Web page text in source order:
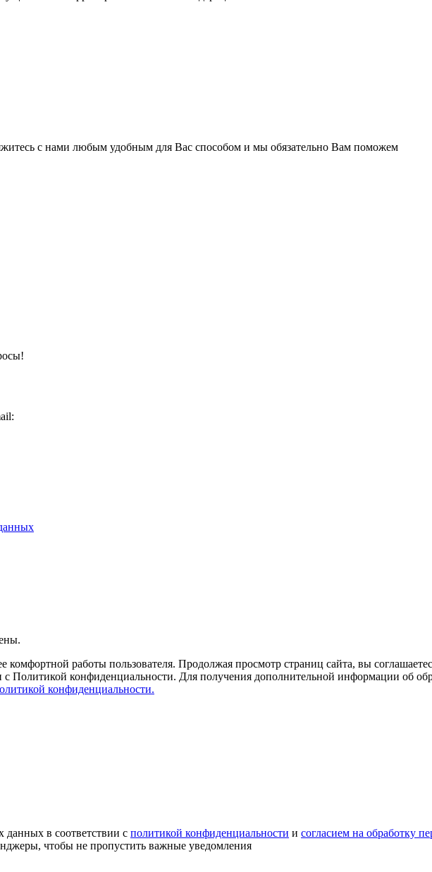
с нами любым удобным для Вас способом и мы обязательно Вам поможем
комфортной работы пользователя. Продолжая просмотр страниц сайта, вы
Политикой конфиденциальности. Для получения дополнительной информации об
конфиденциальности.
данных в соответствии с политикой конфиденциальности и согласием на обработку
чтобы не пропустить важные уведомления